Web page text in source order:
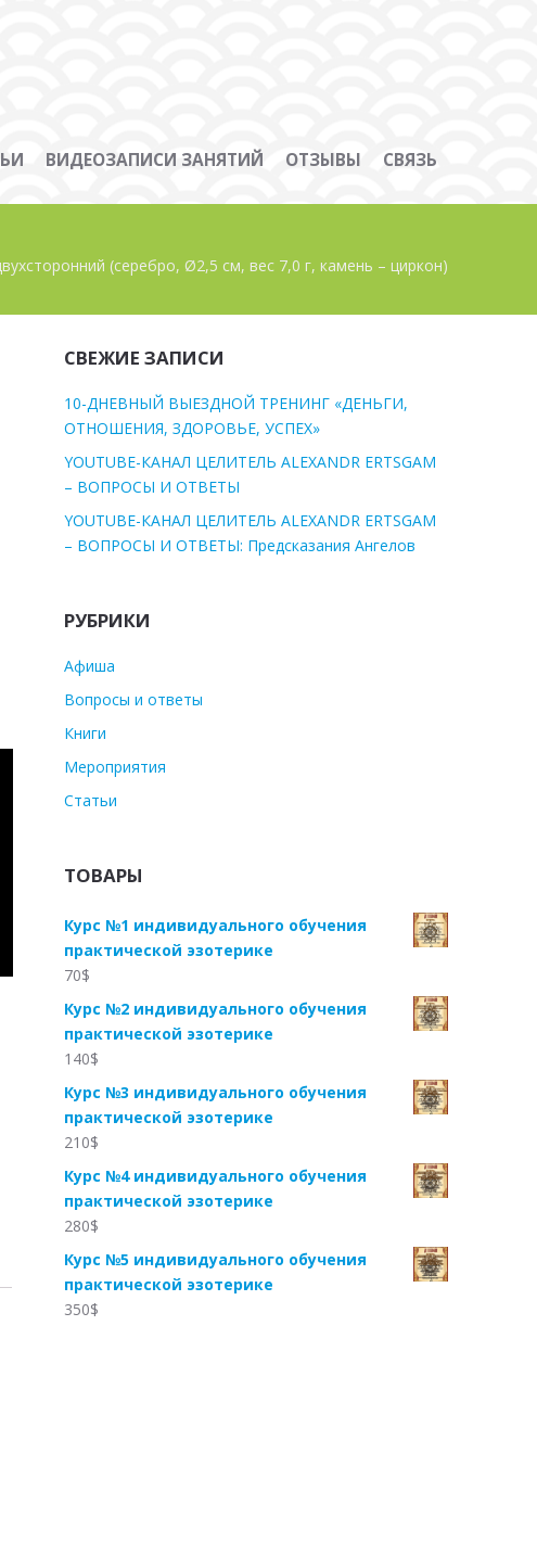
ВИДЕОЗАПИСИ ЗАНЯТИЙ ОТЗЫВЫ СВЯЗЬ
(серебро, Ø2,5 см, вес 7,0 г, камень – циркон)
СВЕЖИЕ ЗАПИСИ
10-ДНЕВНЫЙ ВЫЕЗДНОЙ ТРЕНИНГ «ДЕНЬГИ,
ОТНОШЕНИЯ, ЗДОРОВЬЕ, УСПЕХ»
YOUTUBE-КАНАЛ ЦЕЛИТЕЛЬ ALEXANDR ERTSGAM
– ВОПРОСЫ И ОТВЕТЫ
YOUTUBE-КАНАЛ ЦЕЛИТЕЛЬ ALEXANDR ERTSGAM
– ВОПРОСЫ И ОТВЕТЫ: Предсказания Ангелов
РУБРИКИ
Афиша
Вопросы и ответы
Книги
Мероприятия
Статьи
ТОВАРЫ
Курс №1 индивидуального обучения
практической эзотерике
70$
Курс №2 индивидуального обучения
практической эзотерике
140$
Курс №3 индивидуального обучения
практической эзотерике
210$
Курс №4 индивидуального обучения
практической эзотерике
280$
Курс №5 индивидуального обучения
практической эзотерике
350$